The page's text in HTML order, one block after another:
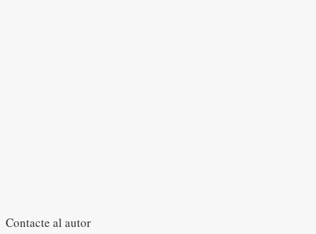
Contacte al autor